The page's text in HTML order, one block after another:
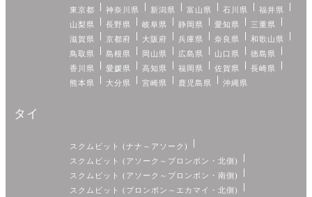
東京都
神奈川県 新潟県 富山県 石川県
福井県
山梨県
長野県 岐阜県 静岡県 愛知県
三重県
滋賀県
京都府 大阪府 兵庫県 奈良県
和歌山県
鳥取県
島根県 岡山県 広島県 山口県
徳島県
香川県
愛媛県 高知県 福岡県 佐賀県
長崎県
熊本県
大分県 宮崎県 鹿児島県 沖縄県
タイ
スクムビット (ナナ～アソーク)
スクムビット (アソーク～プロンポン・北側)
スクムビット (アソーク～プロンポン・南側)
スクムビット (プロンポン～エカマイ・北側)